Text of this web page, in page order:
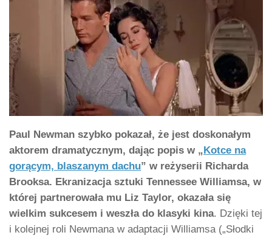
Paul Newman szybko pokazał, że jest doskonałym
aktorem dramatycznym, dając popis w „ Kotce na
gorącym, blaszanym dachu” w reżyserii Richarda
Brooksa. Ekranizacja sztuki Tennessee Williamsa, w
której partnerowała mu Liz Taylor, okazała się
wielkim sukcesem i weszła do klasyki kina. Dzięki tej
i kolejnej roli Newmana w adaptacji Williamsa („Słodki